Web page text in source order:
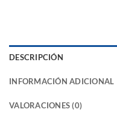
DESCRIPCIÓN
INFORMACIÓN ADICIONAL
VALORACIONES (0)